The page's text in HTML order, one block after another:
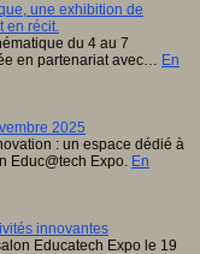
une exhibition de
en récit.
du 4 au 7
en partenariat avec… En
2025
: un espace dédié à
Educ@tech Expo. En
innovantes
Educatech Expo le 19